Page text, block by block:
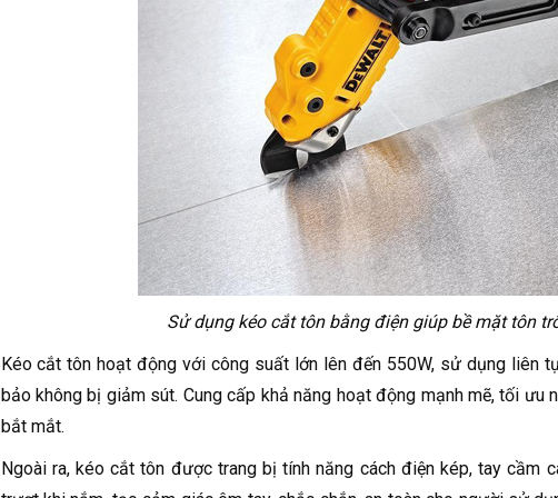
Sử dụng kéo cắt tôn bằng điện giúp bề mặt tôn
Kéo cắt tôn hoạt động với công suất lớn lên đến 550W, sử dụng liên
bảo không bị giảm sút. Cung cấp khả năng hoạt động mạnh mẽ, tối ưu
bắt mắt.
Ngoài ra, kéo cắt tôn được trang bị tính năng cách điện kép, tay cầm